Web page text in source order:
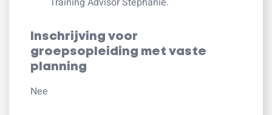
Inschrijving voor
groepsopleiding met vaste
planning
Nee